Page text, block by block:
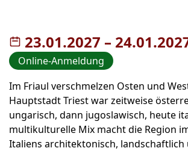
23.01.2027 – bis
Online-Anmeldung
Im Friaul verschmelzen Osten und
Hauptstadt Triest war zeitweise
ungarisch, dann jugoslawisch, heute
multikulturelle Mix macht die Region
Italiens architektonisch, landschaftlich